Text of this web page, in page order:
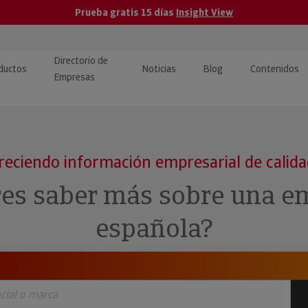
Prueba gratis 15 días Insight View
y ERP
· Recuperación de
Directorio de
Empresas
Noticias Blog Contenidos
Pública
Investigada
información empresarial de
saber más sobre una
española?